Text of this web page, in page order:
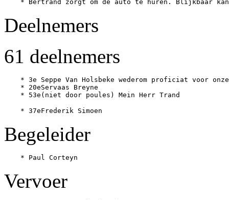
Deelnemers
61 deelnemers
* 3e Seppe Van Holsbeke wederom proficiat voor
    * 20eServaas Breyne
Begeleider
Vervoer